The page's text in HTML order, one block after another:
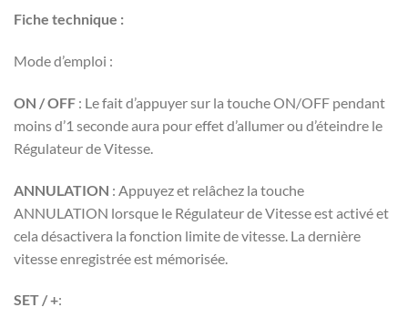
Fiche technique :
Mode d’emploi :
ON / OFF : Le fait d’appuyer sur la touche ON/OFF pendant
moins d’1 seconde aura pour effet d’allumer ou d’éteindre le
Régulateur de Vitesse.
ANNULATION : Appuyez et relâchez la touche
ANNULATION lorsque le Régulateur de Vitesse est activé et
cela désactivera la fonction limite de vitesse. La dernière
vitesse enregistrée est mémorisée.
SET / +: